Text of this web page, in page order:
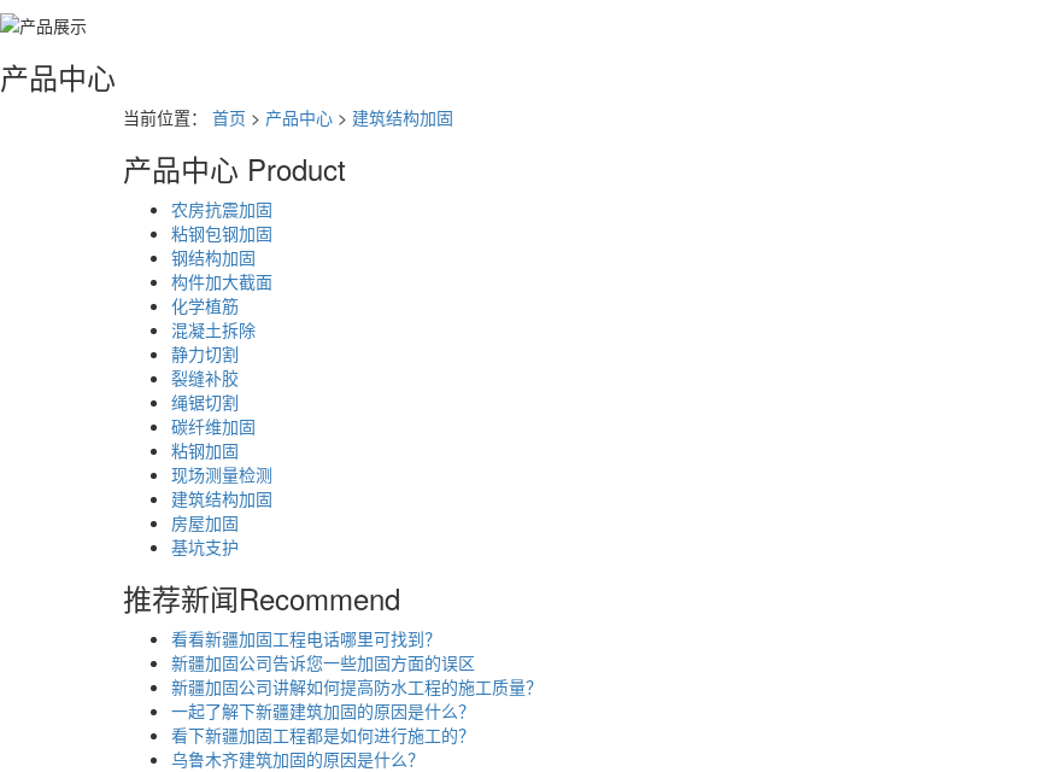
产品中心
当前位置： 首页 > 产品中心 > 建筑结构加固
产品中心 Product
农房抗震加固
粘钢包钢加固
钢结构加固
构件加大截面
化学植筋
混凝土拆除
静力切割
裂缝补胶
绳锯切割
碳纤维加固
粘钢加固
现场测量检测
建筑结构加固
房屋加固
基坑支护
推荐新闻Recommend
看看新疆加固工程电话哪里可找到？
新疆加固公司告诉您一些加固方面的误区
新疆加固公司讲解如何提高防水工程的施工质量？
一起了解下新疆建筑加固的原因是什么？
看下新疆加固工程都是如何进行施工的？
乌鲁木齐建筑加固的原因是什么？